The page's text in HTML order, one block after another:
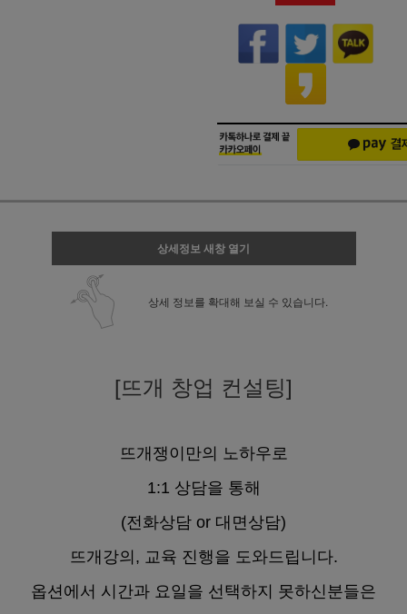
상세정보 새창 열기
상세 정보를 확대해 보실 수 있습니다.
[뜨개 창업 컨설팅]
뜨개쟁이만의 노하우로
1:1 상담을 통해
(전화상담 or 대면상담)
뜨개강의, 교육 진행을 도와드립니다.
옵션에서 시간과 요일을 선택하지 못하신분들은